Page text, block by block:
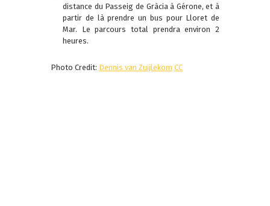
distance du Passeig de Gràcia à Gérone, et à
partir de là prendre un bus pour Lloret de
Mar. Le parcours total prendra environ 2
heures.
Photo Credit: Dennis van Zuijlekom CC